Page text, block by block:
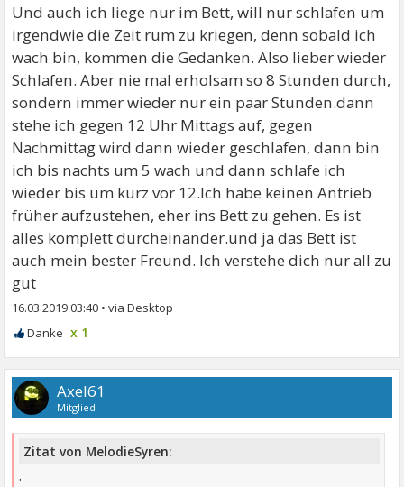
Und auch ich liege nur im Bett, will nur schlafen um
irgendwie die Zeit rum zu kriegen, denn sobald ich
wach bin, kommen die Gedanken. Also lieber wieder
Schlafen. Aber nie mal erholsam so 8 Stunden durch,
sondern immer wieder nur ein paar Stunden.dann
stehe ich gegen 12 Uhr Mittags auf, gegen
Nachmittag wird dann wieder geschlafen, dann bin
ich bis nachts um 5 wach und dann schlafe ich
wieder bis um kurz vor 12.Ich habe keinen Antrieb
früher aufzustehen, eher ins Bett zu gehen. Es ist
alles komplett durcheinander.und ja das Bett ist
auch mein bester Freund. Ich verstehe dich nur all zu
gut
16.03.2019 03:40 •
x 1
Axel61
Mitglied
Zitat von MelodieSyren:
.